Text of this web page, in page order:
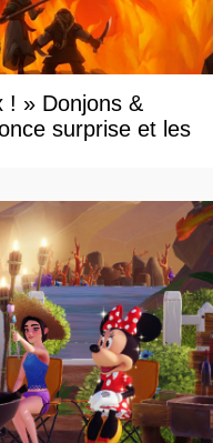
! » Donjons &
surprise et les